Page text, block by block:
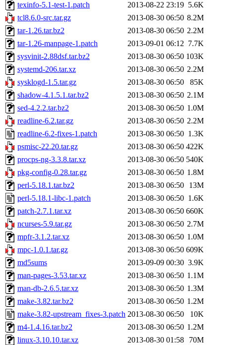
texinfo-5.1-test-1.patch
2013-08-22 23:19 5.6K
tcl8.6.0-src.tar.gz
2013-08-30 06:50 8.2M
tar-1.26.tar.bz2
2013-08-30 06:50 2.2M
tar-1.26-manpage-1.patch
2013-09-01 06:12 7.7K
sysvinit-2.88dsf.tar.bz2
2013-08-30 06:50 103K
systemd-206.tar.xz
2013-08-30 06:50 2.2M
sysklogd-1.5.tar.gz
2013-08-30 06:50
85K
shadow-4.1.5.1.tar.bz2
2013-08-30 06:50 2.1M
sed-4.2.2.tar.bz2
2013-08-30 06:50 1.0M
readline-6.2.tar.gz
2013-08-30 06:50 2.2M
readline-6.2-fixes-1.patch
2013-08-30 06:50 1.3K
psmisc-22.20.tar.gz
2013-08-30 06:50 422K
procps-ng-3.3.8.tar.xz
2013-08-30 06:50 540K
pkg-config-0.28.tar.gz
2013-08-30 06:50 1.8M
perl-5.18.1.tar.bz2
2013-08-30 06:50
13M
perl-5.18.1-libc-1.patch
2013-08-30 06:50 1.6K
patch-2.7.1.tar.xz
2013-08-30 06:50 660K
ncurses-5.9.tar.gz
2013-08-30 06:50 2.7M
mpfr-3.1.2.tar.xz
2013-08-30 06:50 1.0M
mpc-1.0.1.tar.gz
2013-08-30 06:50 609K
md5sums
2013-09-09 00:30 3.9K
man-pages-3.53.tar.xz
2013-08-30 06:50 1.1M
man-db-2.6.5.tar.xz
2013-08-30 06:50 1.3M
make-3.82.tar.bz2
2013-08-30 06:50 1.2M
make-3.82-upstream_fixes-3.patch 2013-08-30 06:50
10K
m4-1.4.16.tar.bz2
2013-08-30 06:50 1.2M
linux-3.10.10.tar.xz
2013-08-30 01:58
70M